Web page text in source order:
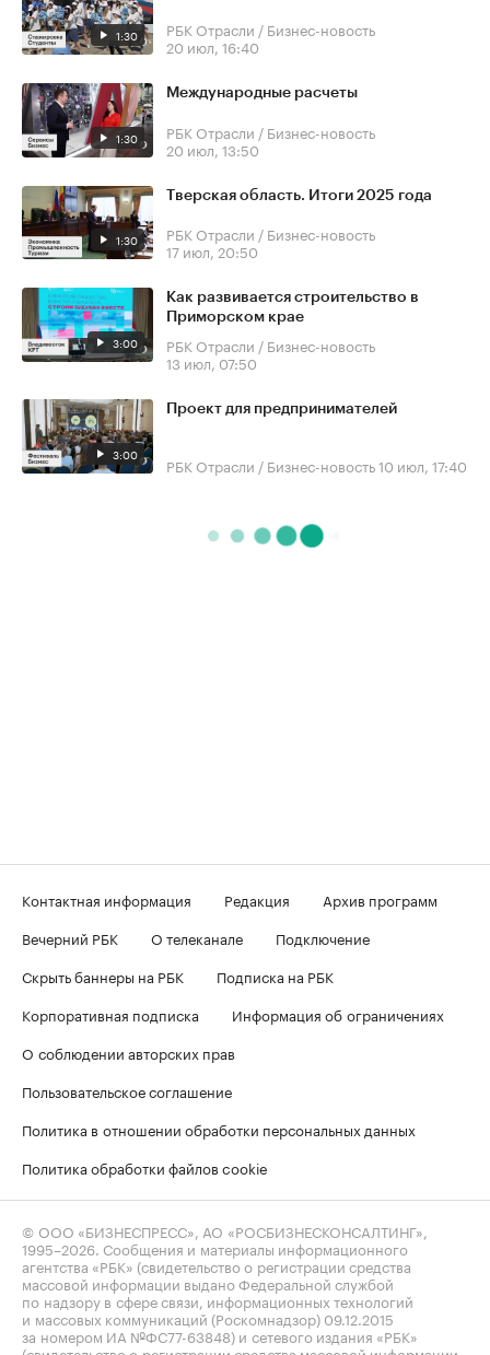
1:30
РБК Отрасли / Бизнес-новость
20 июл, 16:40
1:30
Международные расчеты
РБК Отрасли / Бизнес-новость
20 июл, 13:50
1:30
Тверская область. Итоги 2025 года
РБК Отрасли / Бизнес-новость
17 июл, 20:50
3:00
Как развивается строительство в
Приморском крае
РБК Отрасли / Бизнес-новость
13 июл, 07:50
3:00
Проект для предпринимателей
РБК Отрасли / Бизнес-новость10 июл, 17:40
Контактная информация Редакция
Архив программ
Вечерний РБК
О телеканале
Подключение
Скрыть баннеры на РБК
Подписка на РБК
Корпоративная подписка
Информация об ограничениях
О соблюдении авторских прав
Пользовательское соглашение
Политика в отношении обработки персональных данных
Политика обработки файлов cookie
© ООО «БИЗНЕСПРЕСС», АО «РОСБИЗНЕСКОНСАЛТИНГ»,
1995–2026. Сообщения и материалы информационного
агентства «РБК» (свидетельство о регистрации средства
массовой информации выдано Федеральной службой
по надзору в сфере связи, информационных технологий
и массовых коммуникаций (Роскомнадзор) 09.12.2015
за номером ИА №ФС77-63848) и сетевого издания «РБК»